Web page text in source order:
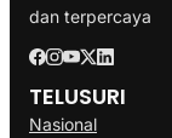
dan terpercaya
TELUSURI
Nasional